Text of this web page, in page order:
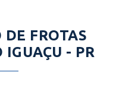
FROTAS
- PR